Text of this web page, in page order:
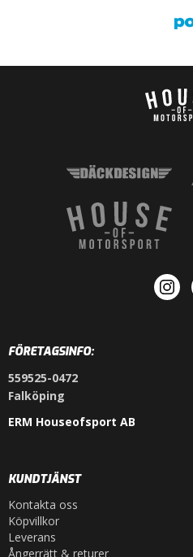
FÖRETAGSINFO:
559525-0472
Falköping
ERM Houseofsport AB
KUNDTJÄNST
Kontakta oss
Köpvillkor
Leverans
Ångerrätt & returer